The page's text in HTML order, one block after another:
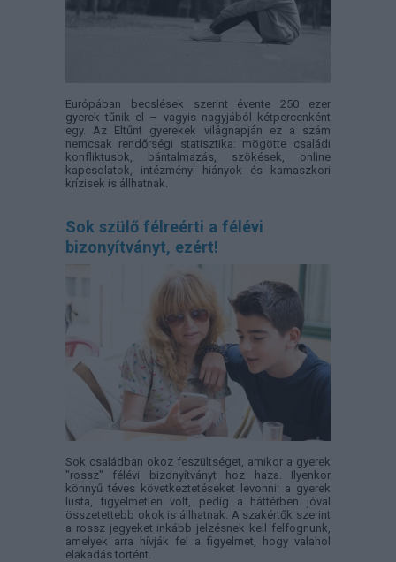
Európában becslések szerint évente 250 ezer
gyerek tűnik el – vagyis nagyjából kétpercenként
egy. Az Eltűnt gyerekek világnapján ez a szám
nemcsak rendőrségi statisztika: mögötte családi
konfliktusok, bántalmazás, szökések, online
kapcsolatok, intézményi hiányok és kamaszkori
krízisek is állhatnak.
Sok szülő félreérti a félévi
bizonyítványt, ezért!
Sok családban okoz feszültséget, amikor a gyerek
"rossz" félévi bizonyítványt hoz haza. Ilyenkor
könnyű téves következtetéseket levonni: a gyerek
lusta, figyelmetlen volt, pedig a háttérben jóval
összetettebb okok is állhatnak. A szakértők szerint
a rossz jegyeket inkább jelzésnek kell felfognunk,
amelyek arra hívják fel a figyelmet, hogy valahol
elakadás történt.